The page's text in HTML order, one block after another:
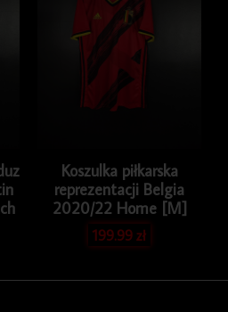
Koszulka piłkarska
reprezentacji Belgia
2020/22 Home [M]
199.99zł